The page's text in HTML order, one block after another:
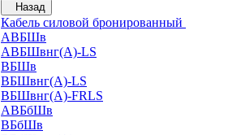
Назад
Кабель силовой бронированный
АВБШв
АВБШвнг(А)-LS
ВБШв
ВБШвнг(А)-LS
ВБШвнг(А)-FRLS
АВБбШв
ВБбШв